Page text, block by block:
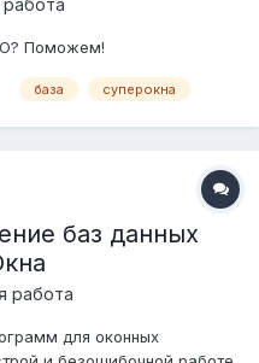
работа
Поможем!
база суперокна
баз данных
работа
для оконных